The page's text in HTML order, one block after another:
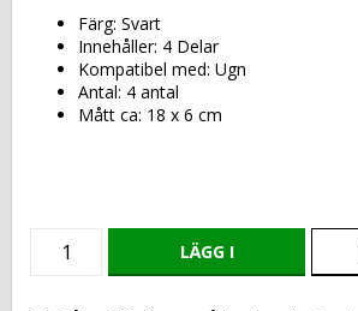
Färg: Svart
Innehåller: 4 Delar
Kompatibel med: Ugn
Antal: 4 antal
Mått ca: 18 x 6 cm
LÄGG I